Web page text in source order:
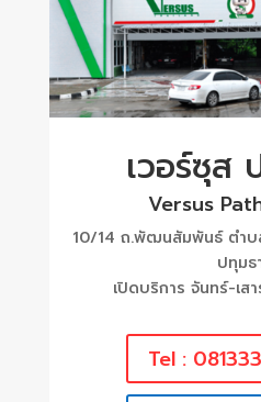
เวอร์ซุส
Versus
10/14 ถ.พัฒนสัมพันธ์ ตำบ
ปทุมธ
เปิดบริการ จันทร์-เส
Tel :